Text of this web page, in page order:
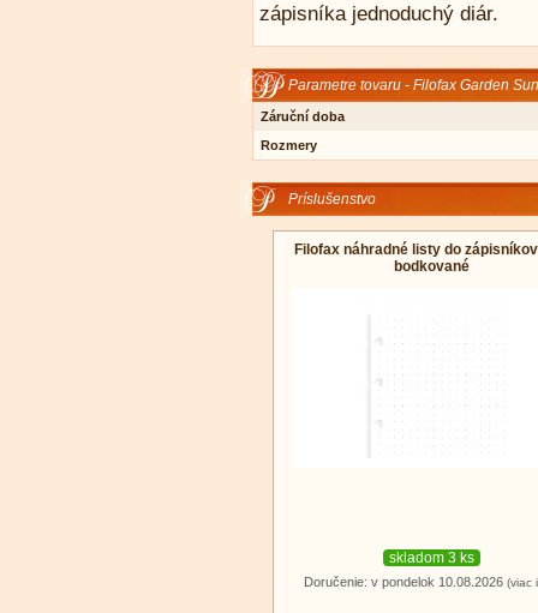
zápisníka jednoduchý diár.
Parametre tovaru - Filofax Garden
Záruční doba
Rozmery
Príslušenstvo
Filofax náhradné listy do
bodkované
skladom 3 ks
Doručenie: v pondelok 10.08.2026 (viac